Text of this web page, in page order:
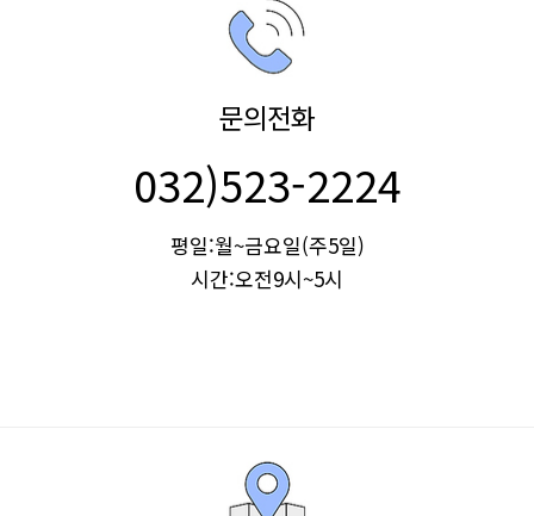
문의전화
032)523-2224
평일:월~금요일(주5일)
시간:오전9시~5시